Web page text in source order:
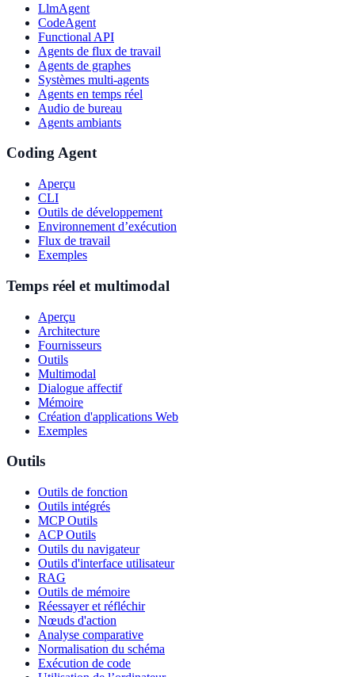
LlmAgent
CodeAgent
Functional API
Agents de flux de travail
Agents de graphes
Systèmes multi-agents
Agents en temps réel
Audio de bureau
Agents ambiants
Coding Agent
Aperçu
CLI
Outils de développement
Environnement d’exécution
Flux de travail
Exemples
Temps réel et multimodal
Aperçu
Architecture
Fournisseurs
Outils
Multimodal
Dialogue affectif
Mémoire
Création d'applications Web
Exemples
Outils
Outils de fonction
Outils intégrés
MCP Outils
ACP Outils
Outils du navigateur
Outils d'interface utilisateur
RAG
Outils de mémoire
Réessayer et réfléchir
Nœuds d'action
Analyse comparative
Normalisation du schéma
Exécution de code